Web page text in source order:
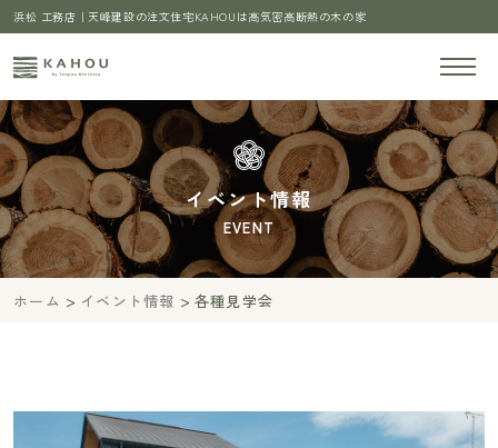
浜松 工務店｜天峰建設の注文住宅KAHOUは高気密高断熱の木の家
イベント情報
EVENT
ホーム > イベント情報 > 各種見学会